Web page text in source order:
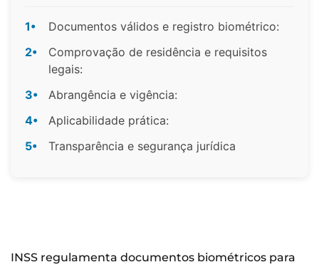
1•
Documentos válidos e registro biométrico:
2•
Comprovação de residência e requisitos
legais:
3•
Abrangência e vigência:
4•
Aplicabilidade prática:
5•
Transparência e segurança jurídica
INSS regulamenta documentos biométricos para